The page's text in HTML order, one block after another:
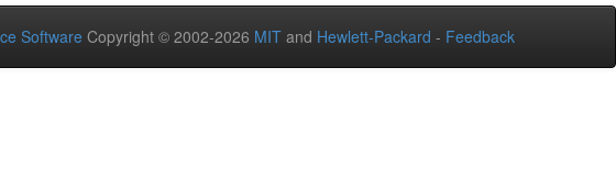
Software Copyright © 2002-2026 MIT and Hewlett-Packard - Feedback